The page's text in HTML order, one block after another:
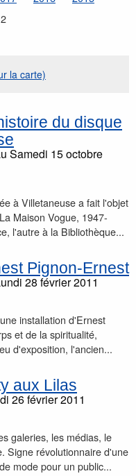
la carte)
du disque
Samedi 15 octobre
à Villetaneuse a fait l'objet
Maison Vogue, 1947-
l'autre à la Bibliothèque...
Pignon-Ernest
28 février 2011
installation d'Ernest
et de la spiritualité,
d'exposition, l'ancien...
aux Lilas
26 février 2011
galeries, les médias, le
Signe révolutionnaire d'une
mode pour un public...